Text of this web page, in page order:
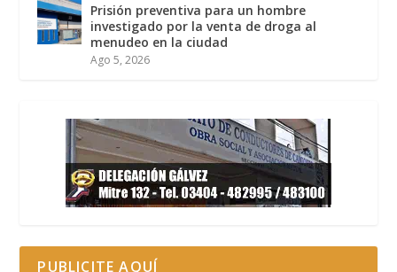
Prisión preventiva para un hombre
investigado por la venta de droga al
menudeo en la ciudad
Ago 5, 2026
PUBLICITE AQUÍ